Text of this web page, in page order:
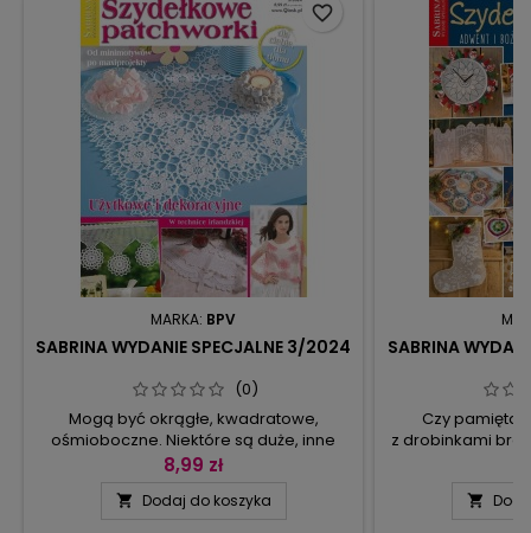
MARKA: BPV
SABRINA WYDANIE SPECJALNE 3/2024
(0)
Mogą być okrągłe, kwadratowe,
ośmioboczne. Niektóre są duże, inne
miniaturowe. Jedne prześwitują ażurami,
słupkowym. Mówimy tu o motywach,
8,99 zł
 Dodaj do koszyka
favorite_border
SABRINA
Czy
z drobinkami
Wydanie
